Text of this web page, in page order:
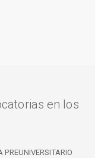
en los
PREUNIVERSITARIO